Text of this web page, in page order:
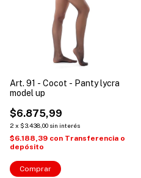
Art. 91 - Cocot - Panty lycra
model up
$6.875,99
2 x $3.438,00 sin interés
$6.188,39 con Transferencia o
depósito
Comprar